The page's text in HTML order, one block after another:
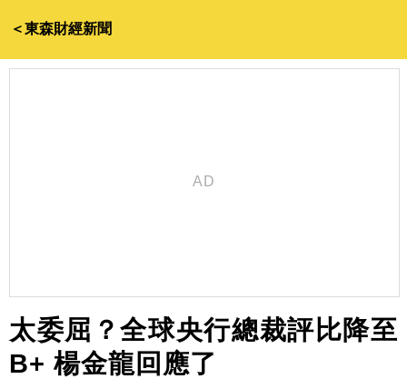
＜東森財經新聞
太委屈？全球央行總裁評比降至
B+ 楊金龍回應了